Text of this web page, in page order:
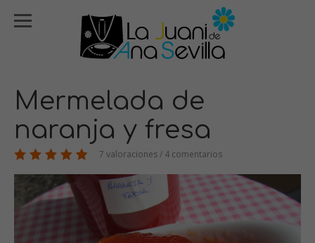
Mermelada de
naranja y fresa
7 valoraciones / 4 comentarios